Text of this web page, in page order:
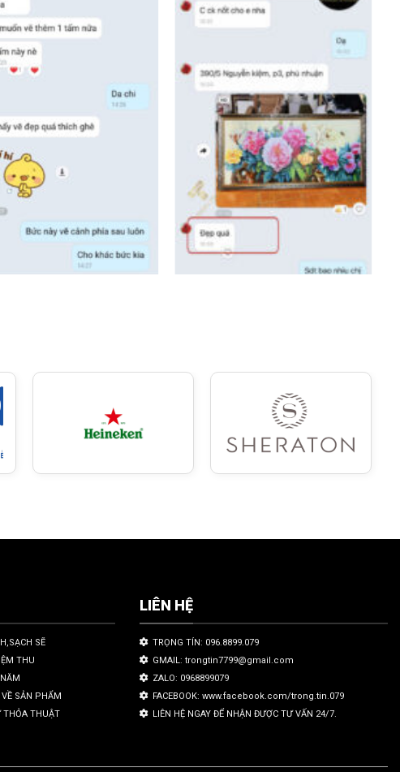
SẼ
THU
SẢN PHẨM
THỎA THUẬT
LIÊN HỆ
TRỌNG TÍN: 096.8899.079
GMAIL: trongtin7799@gmail.com
ZALO: 0968899079
FACEBOOK: www.facebook.com/trong.tin.079
LIÊN HỆ NGAY ĐỂ NHẬN ĐƯỢC TƯ VẤN 24/7.